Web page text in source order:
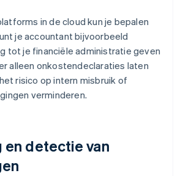
in de cloud kun je bepalen
je accountant bijvoorbeeld
tot je financiële administratie geven
alleen onkostendeclaraties laten
risico op intern misbruik of
verminderen.
en detectie van